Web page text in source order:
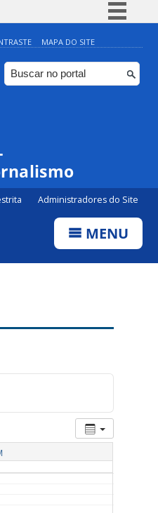
Simplifique!
Comunica BR
Participe
MAPA DO SITE
Administradores do Site
MENU